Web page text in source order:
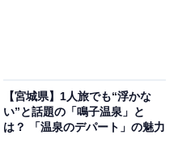
方に伝わる巨人伝説をテ
がシンボルとして設置さ
高台には「大山展望台」
がります。
し、地元の味を楽しめる
【宮城県】1人旅でも“浮かな
い”と話題の「鳴子温泉」と
は？ 「温泉のデパート」の魅力